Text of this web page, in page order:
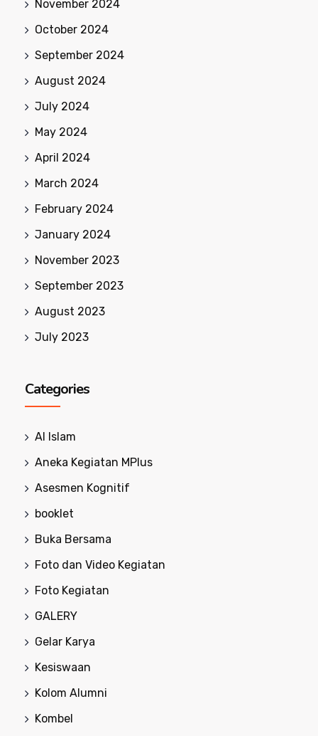
November 2024
October 2024
September 2024
August 2024
July 2024
May 2024
April 2024
March 2024
February 2024
January 2024
November 2023
September 2023
August 2023
July 2023
Categories
Al Islam
Aneka Kegiatan MPlus
Asesmen Kognitif
booklet
Buka Bersama
Foto dan Video Kegiatan
Foto Kegiatan
GALERY
Gelar Karya
Kesiswaan
Kolom Alumni
Kombel